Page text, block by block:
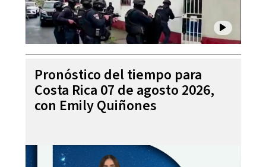
Pronóstico del tiempo para
Costa Rica 07 de agosto 2026,
con Emily Quiñones